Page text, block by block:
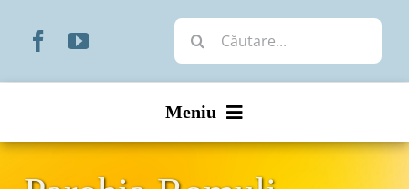
Cautare...
Meniu